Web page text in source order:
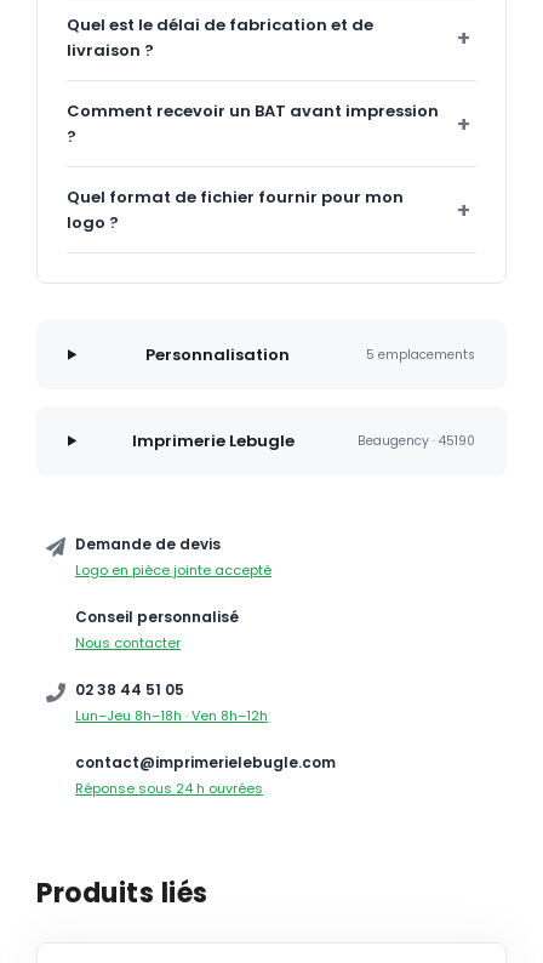
Quel est le délai de fabrication et de
livraison ?
Comment recevoir un BAT avant impression
?
Quel format de fichier fournir pour mon
logo ?
Personnalisation 5 emplacements
Imprimerie Lebugle Beaugency · 45190
Demande de devis
Logo en pièce jointe accepté
Conseil personnalisé
Nous contacter
02 38 44 51 05
Lun–Jeu 8h–18h · Ven 8h–12h
contact@imprimerielebugle.com
Réponse sous 24 h ouvrées
Produits liés